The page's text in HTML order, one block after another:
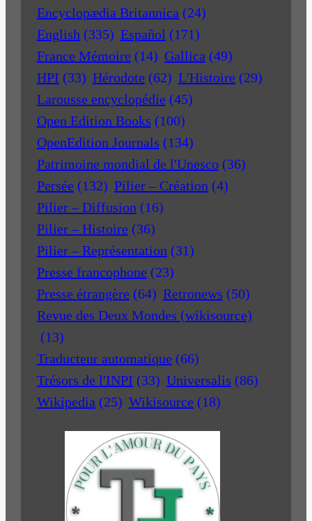
Encyclopædia Britannica (24)
English (335) Español (171)
France Mémoire (14) Gallica (49)
HPI (33) Hérodote (62) L'Histoire (29)
Larousse encyclopédie (45)
Open Edition Books (100)
OpenEdition Journals (134)
Patrimoine mondial de l'Unesco (36)
Persée (132) Pilier – Création (4)
Pilier – Diffusion (16)
Pilier – Histoire (36)
Pilier – Représentation (31)
Presse francophone (23)
Presse étrangère (64) Retronews (50)
Revue des Deux Mondes (wikisource)
(13)
Traducteur automatique (66)
Trésors de l'INPI (33) Universalis (86)
Wikipedia (25) Wikisource (18)